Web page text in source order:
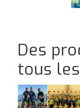
Des
tous